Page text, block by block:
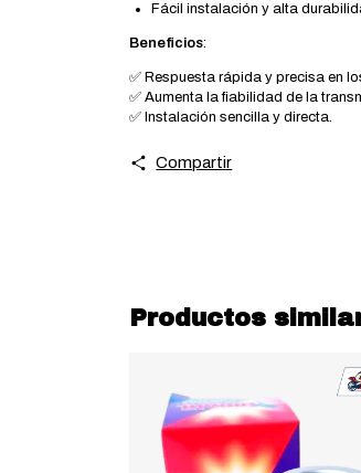
Fácil instalación y alta
Beneficios:
✅ Respuesta rápida y precisa en
✅ Aumenta la fiabilidad de la
✅ Instalación sencilla y directa.
Compartir
Productos